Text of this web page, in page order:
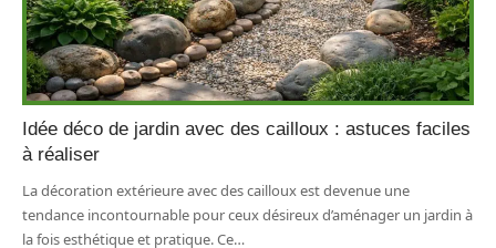
Idée déco de jardin avec des cailloux : astuces faciles
à réaliser
La décoration extérieure avec des cailloux est devenue une
tendance incontournable pour ceux désireux d’aménager un jardin à
la fois esthétique et pratique. Ce…